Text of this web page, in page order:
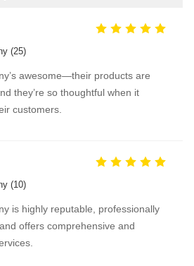
(25)
awesome—their products are
they’re so thoughtful when it
customers.
(10)
is highly reputable, professionally
offers comprehensive and